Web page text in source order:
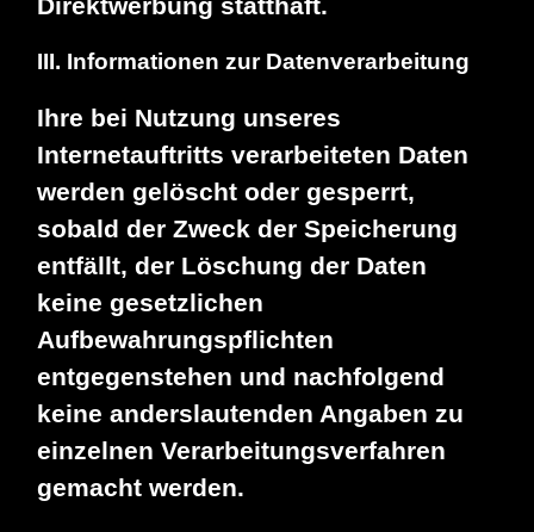
III. Informationen zur Datenverarbeitung
Ihre bei Nutzung unseres
Internetauftritts verarbeiteten Daten
werden gelöscht oder gesperrt,
sobald der Zweck der Speicherung
entfällt, der Löschung der Daten
keine gesetzlichen
Aufbewahrungspflichten
entgegenstehen und nachfolgend
keine anderslautenden Angaben zu
einzelnen Verarbeitungsverfahren
gemacht werden.